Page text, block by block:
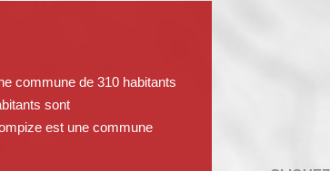
commune de 310 habitants
sont
est une commune